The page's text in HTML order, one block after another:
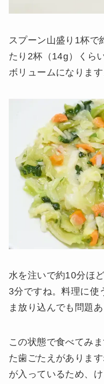
スプーン山盛り1杯で
たり2杯（14g）くら
ボリュームになります
水を注いで約10分ほ
3分ですね。料理に使
ま放り込んでも問題あ
この状態で食べてみ
た歯ごたえがありま
が入っているため、